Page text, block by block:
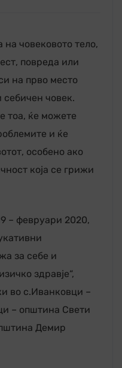
на човековото тело,
повреда или
на прво место
човек.
тоа, ќе можете
и ќе
особено ако
која се грижи
– февруари 2020,
за себе и
здравје“,
во с.Иванковци –
– општина Свети
Демир